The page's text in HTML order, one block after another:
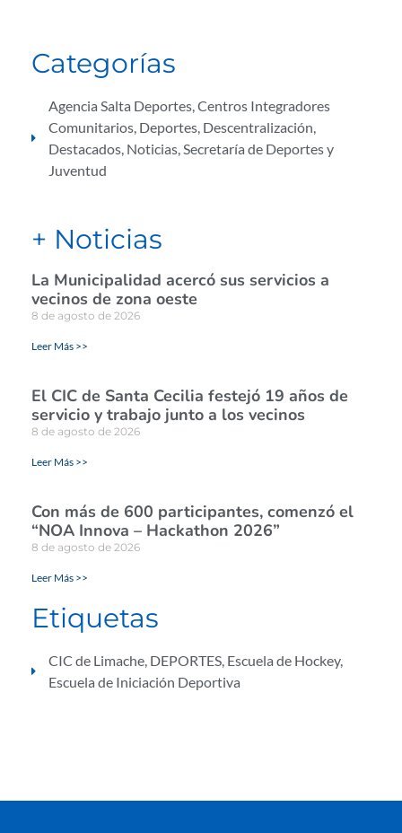
Categorías
Agencia Salta Deportes,Centros Integradores
Comunitarios, Deportes, Descentralización,
Destacados, Noticias,Secretaría de Deportes y
Juventud
+ Noticias
La Municipalidad acercó sus servicios a
vecinos de zona oeste
8 de agosto de 2026
Leer Más >>
El CIC de Santa Cecilia festejó 19 años de
servicio y trabajo junto a los vecinos
8 de agosto de 2026
Leer Más >>
Con más de 600 participantes, comenzó el
“NOA Innova – Hackathon 2026”
8 de agosto de 2026
Leer Más >>
Etiquetas
CIC de Limache, DEPORTES, Escuela de Hockey,
Escuela de Iniciación Deportiva